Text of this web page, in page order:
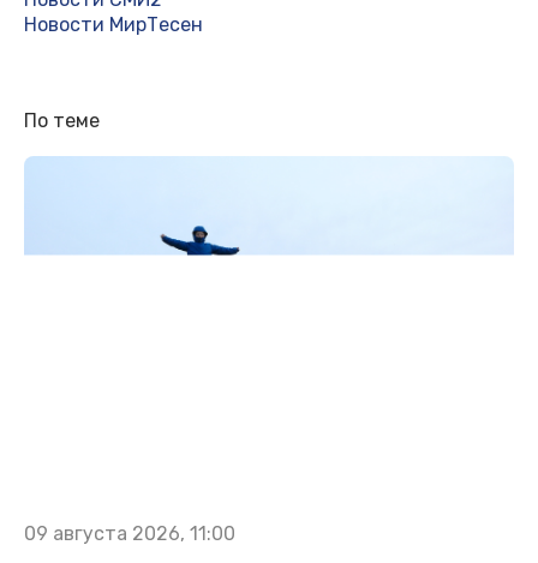
Новости МирТесен
По теме
09 августа 2026, 11:00